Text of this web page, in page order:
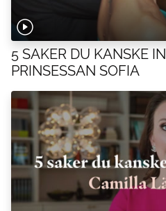
5 SAKER DU KANSKE
PRINSESSAN SOFIA